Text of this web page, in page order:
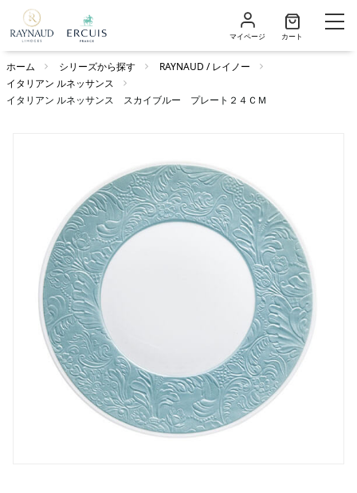
マイページ カート
ホーム シリーズから探す
RAYNAUD / レイノー
イタリアン ルネッサンス
イタリアン ルネッサンス スカイブルー プレート２４ＣＭ